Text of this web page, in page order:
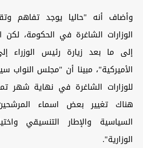
وأضاف أنه "حاليا يوجد تفاهم
الوزارات الشاغرة في الحكومة،
إلى ما بعد زيارة رئيس الوزراء
الأميركية"، مبينا أن "مجلس
للوزارات الشاغرة في نهاية شهر
هناك تغيير بعض اسماء
السياسية والإطار التنسيقي
الوزارية".